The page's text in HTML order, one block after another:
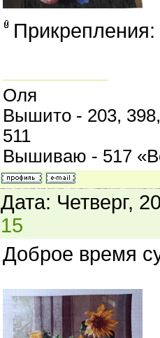
Прикрепления:
Оля
Вышито - 203,
511
Вышиваю - 517
Дата: Четверг,
15
Доброе время